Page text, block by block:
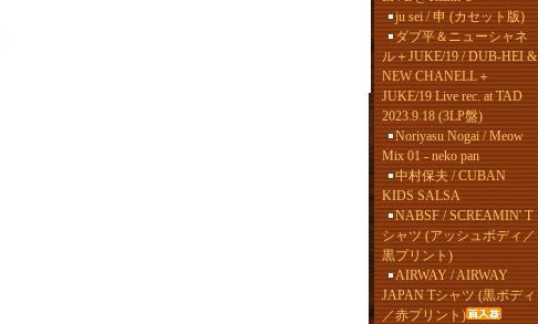
ju sei / 申 (カセット版)
ダブ平＆ニューシャネ
ル＋JUKE/19 / DUB-HEI &
NEW CHANELL＋
JUKE/19 Live rec. at TAD
2023.9.18 (3LP盤)
Noriyasu Nogai / Meow
Mix 01 - neko pan
中村保夫 / CUBAN
KIDS SALSA
NABSF / SCREAMIN' T
シャツ (アッシュボディ／
黒プリント)
AIRWAY / AIRWAY
JAPAN Tシャツ (黒ボディ
／赤プリント)